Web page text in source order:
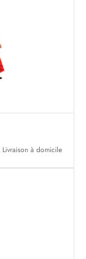
Livraison à domicile